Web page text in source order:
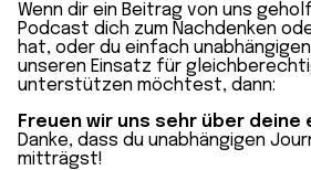
Wenn dir ein Beitrag von uns
Podcast dich zum Nachdenken
hat, oder du einfach
unseren Einsatz für
unterstützen möchtest, dann:
Freuen wir uns sehr über deine
Danke, dass du unabhängigen
mitträgst!